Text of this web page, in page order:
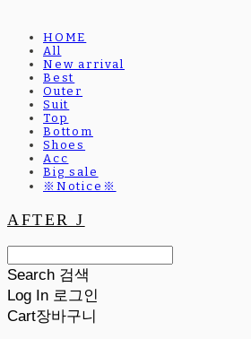
HOME
All
New arrival
Best
Outer
Suit
Top
Bottom
Shoes
Acc
Big sale
※Notice※
AFTER J
Search 검색
Log In 로그인
Cart장바구니